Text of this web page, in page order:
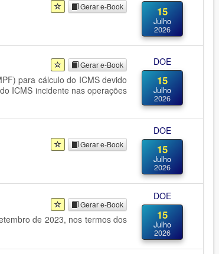
Gerar e-Book 15
Julho
2026
Gerar e-Book
para cálculo do ICMS devido
ICMS incidente nas operações
DOE
15
Julho
2026
Gerar e-Book
DOE
15
Julho
2026
Gerar e-Book
de 2023, nos termos dos
DOE
15
Julho
2026